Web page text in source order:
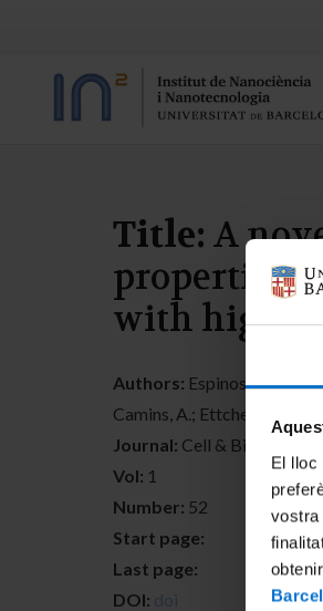
El lloc
vostra
Title: A
properties
with high
Authors: Espinosa-
Camins, A.; Ettcheto, M.
Journal: Cell & Bioscience
Vol: 1
Number: 52
Start page:
Last page:
DOI: doi